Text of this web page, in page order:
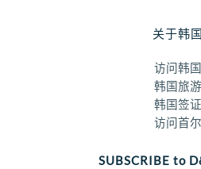
关于韩国
访问韩国
韩国旅游
韩国签证
访问首尔
SUBSCRIBE to